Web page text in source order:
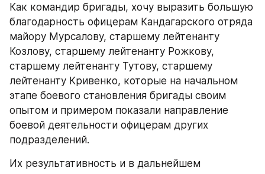
Как командир бригады, хочу выразить большую
благодарность офицерам Кандагарского отряда
майору Мурсалову, старшему лейтенанту
Козлову, старшему лейтенанту Рожкову,
старшему лейтенанту Тутову, старшему
лейтенанту Кривенко, которые на начальном
этапе боевого становления бригады своим
опытом и примером показали направление
боевой деятельности офицерам других
подразделений.
Их результативность и в дальнейшем